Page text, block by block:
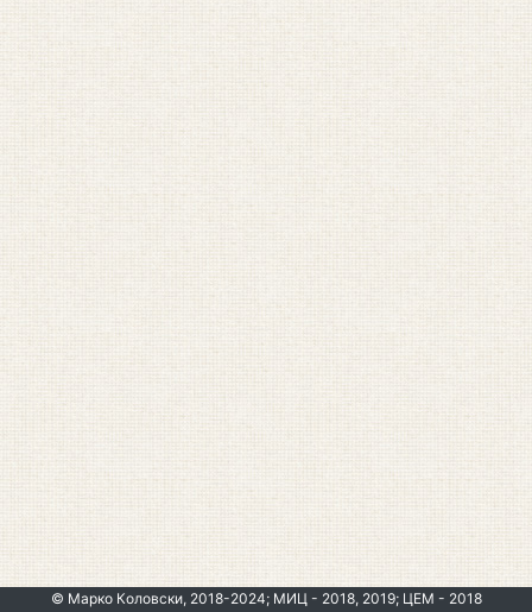
© Марко Коловски, 2018-2024; МИЦ - 2018, 2019; ЦЕМ - 2018